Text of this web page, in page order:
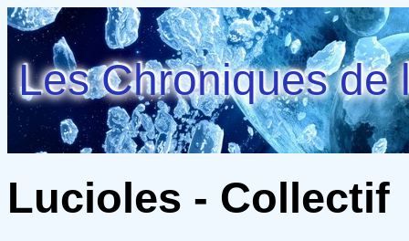
Les Chroniques de
Lucioles - Collectif